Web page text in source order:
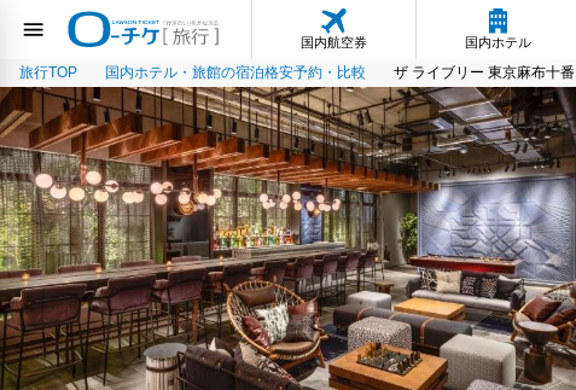
国内航空券 国内ホテル
旅行TOP 国内ホテル・旅館の宿泊格安予約・比較 ザ ライブリー 東京麻布十番